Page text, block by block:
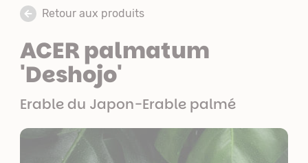
Retour aux produits
ACER palmatum
'Deshojo'
Erable du Japon-Erable palmé